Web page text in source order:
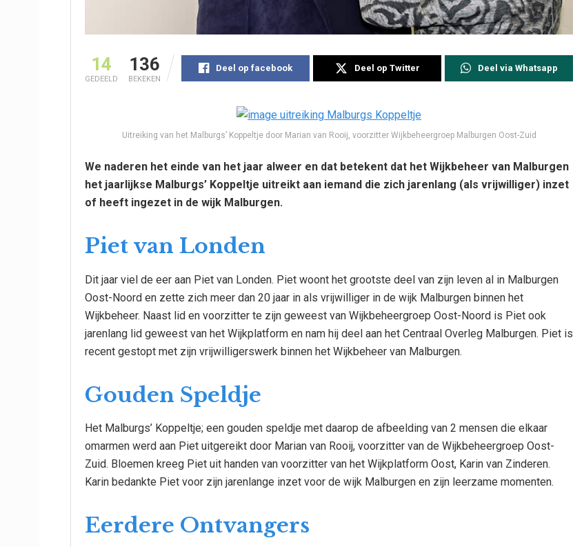
14
GEDEELD
136
BEKEKEN
Deel op facebook Deel op Twitter Deel via Whatsapp
Uitreiking van het Malburgs’ Koppeltje door Marian van Rooij, voorzitter Wijkbeheergroep Malburgen Oost-Zuid
We naderen het einde van het jaar alweer en dat betekent dat het Wijkbeheer van Malburgen
het jaarlijkse Malburgs’ Koppeltje uitreikt aan iemand die zich jarenlang (als vrijwilliger) inzet
of heeft ingezet in de wijk Malburgen.
Piet van Londen
Dit jaar viel de eer aan Piet van Londen. Piet woont het grootste deel van zijn leven al in Malburgen
Oost-Noord en zette zich meer dan 20 jaar in als vrijwilliger in de wijk Malburgen binnen het
Wijkbeheer. Naast lid en voorzitter te zijn geweest van Wijkbeheergroep Oost-Noord is Piet ook
jarenlang lid geweest van het Wijkplatform en nam hij deel aan het Centraal Overleg Malburgen. Piet is
recent gestopt met zijn vrijwilligerswerk binnen het Wijkbeheer van Malburgen.
Gouden Speldje
Het Malburgs’ Koppeltje; een gouden speldje met daarop de afbeelding van 2 mensen die elkaar
omarmen werd aan Piet uitgereikt door Marian van Rooij, voorzitter van de Wijkbeheergroep Oost-
Zuid. Bloemen kreeg Piet uit handen van voorzitter van het Wijkplatform Oost, Karin van Zinderen.
Karin bedankte Piet voor zijn jarenlange inzet voor de wijk Malburgen en zijn leerzame momenten.
Eerdere Ontvangers